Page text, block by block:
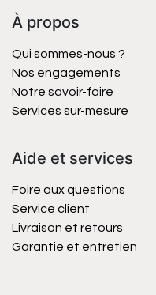
À propos
Qui sommes-nous ?
Nos engagements
Notre savoir-faire
Services sur-mesure
Aide et services
Foire aux questions
Service client
Livraison et retours
Garantie et entretien